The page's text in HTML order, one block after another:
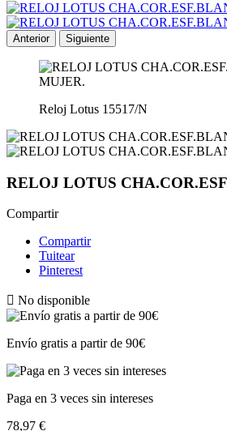
Anterior Siguiente
Reloj Lotus 15517/N
RELOJ LOTUS
Compartir
Compartir
Tuitear
Pinterest
 No disponible
Envío gratis a partir de 90€
Paga en 3 veces sin intereses
78,97 €